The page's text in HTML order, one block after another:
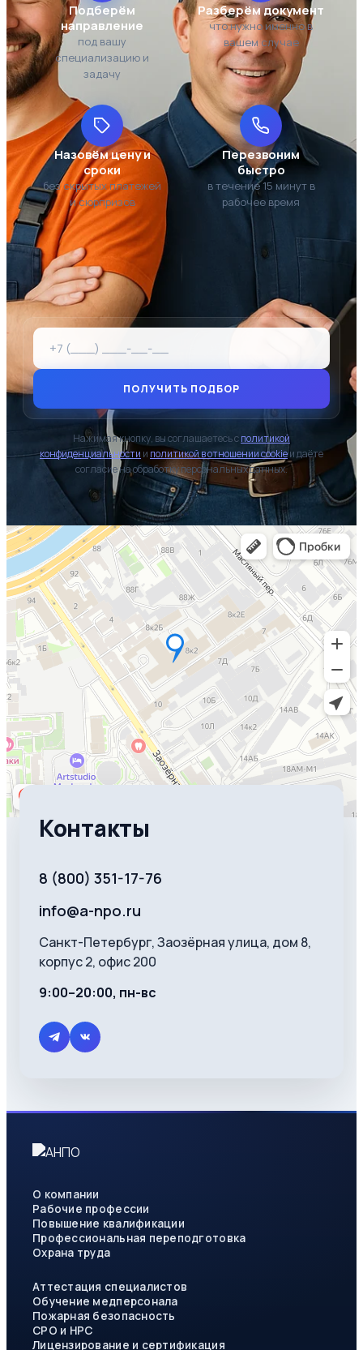
Подберём
направление
под вашу
специализацию и
задачу
Разберём документ
что нужно именно в
вашем случае
Назовём цену и
сроки
без скрытых платежей
и сюрпризов
Перезвоним
быстро
в течение 15 минут в
рабочее время
ПОЛУЧИТЬ ПОДБОР
Нажимая кнопку, вы соглашаетесь сполитикой
конфиденциальности и политикой в отношении cookieи даёте
согласие на обработку персональных данных.
Контакты
8 (800) 351-17-76
info@a-npo.ru
Санкт-Петербург, Заозёрная улица, дом 8,
корпус 2, офис 200
9:00–20:00, пн-вс
О компании
Рабочие профессии
Повышение квалификации
Профессиональная переподготовка
Охрана труда
Аттестация специалистов
Обучение медперсонала
Пожарная безопасность
СРО и НРС
Лицензирование и сертификация